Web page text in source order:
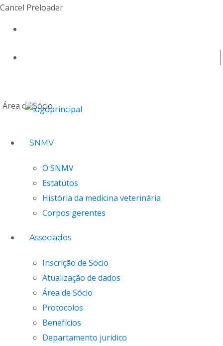
Cancel Preloader
Área de Sócio
SNMV
O SNMV
Estatutos
História da medicina veterinária
Corpos gerentes
Associados
Inscrição de Sócio
Atualização de dados
Área de Sócio
Protocolos
Benefícios
Departamento jurídico